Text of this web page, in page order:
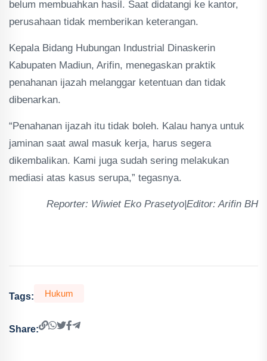
belum membuahkan hasil. Saat didatangi ke kantor,
perusahaan tidak memberikan keterangan.
Kepala Bidang Hubungan Industrial Dinaskerin
Kabupaten Madiun, Arifin, menegaskan praktik
penahanan ijazah melanggar ketentuan dan tidak
dibenarkan.
“Penahanan ijazah itu tidak boleh. Kalau hanya untuk
jaminan saat awal masuk kerja, harus segera
dikembalikan. Kami juga sudah sering melakukan
mediasi atas kasus serupa,” tegasnya.
Reporter: Wiwiet Eko Prasetyo|Editor: Arifin BH
Tags: Hukum
Share: